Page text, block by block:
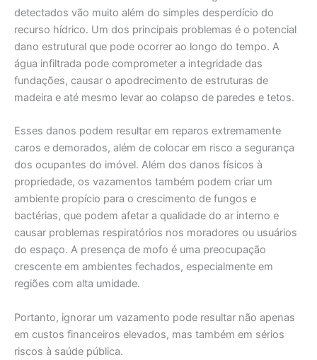
detectados vão muito além do simples desperdício do
recurso hídrico. Um dos principais problemas é o potencial
dano estrutural que pode ocorrer ao longo do tempo. A
água infiltrada pode comprometer a integridade das
fundações, causar o apodrecimento de estruturas de
madeira e até mesmo levar ao colapso de paredes e tetos.
Esses danos podem resultar em reparos extremamente
caros e demorados, além de colocar em risco a segurança
dos ocupantes do imóvel. Além dos danos físicos à
propriedade, os vazamentos também podem criar um
ambiente propício para o crescimento de fungos e
bactérias, que podem afetar a qualidade do ar interno e
causar problemas respiratórios nos moradores ou usuários
do espaço. A presença de mofo é uma preocupação
crescente em ambientes fechados, especialmente em
regiões com alta umidade.
Portanto, ignorar um vazamento pode resultar não apenas
em custos financeiros elevados, mas também em sérios
riscos à saúde pública.